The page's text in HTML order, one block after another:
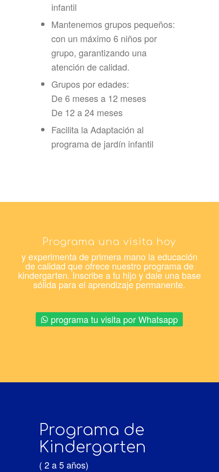
infantil
Mantenemos grupos pequeños:
con un máximo 6 niños por
grupo, garantizando una
atención de calidad.
Grupos por edades:
De 6 meses a 12 meses
De 12 a 24 meses
Facilita la Adaptación al
programa de jardín infantil
Programa una visita hoy
y experimenta de primera mano la educación
de calidad que ofrece nuestro programa de
kindergarten. Inscribe a tu hijo y dale una base
sólida para el aprendizaje permanente.
programa tu visita por Whatsapp
Programa de
Kindergarten
( 2 a 5 años)